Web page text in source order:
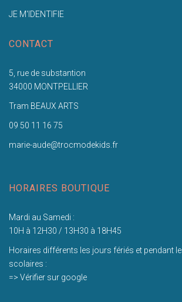
JE M'IDENTIFIE
CONTACT
5, rue de substantion
34000 MONTPELLIER
Tram BEAUX ARTS
09 50 11 16 75
marie-aude@trocmodekids.fr
HORAIRES BOUTIQUE
Mardi au Samedi :
10H à 12H30 / 13H30 à 18H45
Horaires différents les jours fériés et pendant
scolaires :
=> Vérifier sur google